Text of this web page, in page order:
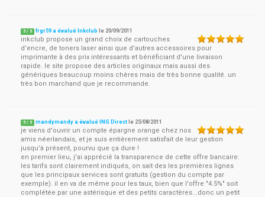
5 / 5 frgr59 a évalué Inkclub le 20/09/2011
inkclub propose un grand choix de cartouches
d’encre, de toners laser ainsi que d’autres accessoires pour
imprimante à des prix intéressants et bénéficiant d'une livraison
rapide. le site propose des articles originaux mais aussi des
génériques beaucoup moins chères mais de très bonne qualité. un
très bon marchand que je recommande.
5 / 5 mandymandy a évalué ING Direct le 25/08/2011
je viens d'ouvrir un compte épargne orange chez nos
amis néerlandais, et je suis entièrement satisfait de leur gestion
jusqu’à présent, pourvu que ça dure !
en premier lieu, j'ai apprécié la transparence de cette offre bancaire:
les tarifs sont clairement indiqués, on sait des les premières lignes
que les principaux services sont gratuits (gestion du compte par
exemple). il en va de même pour les taux, bien que l'offre "4.5%" soit
complétée par une astérisque et des petits caractères...donc un petit